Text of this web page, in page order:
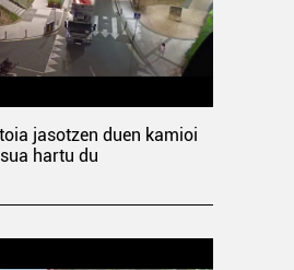
jasotzen duen kamioi
hartu du